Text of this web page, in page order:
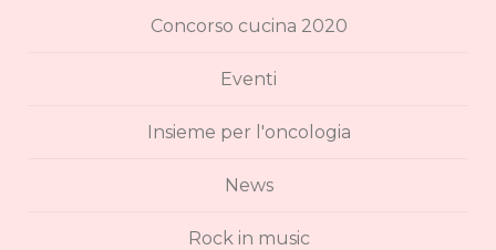
Concorso cucina 2020
Eventi
Insieme per l'oncologia
News
Rock in music